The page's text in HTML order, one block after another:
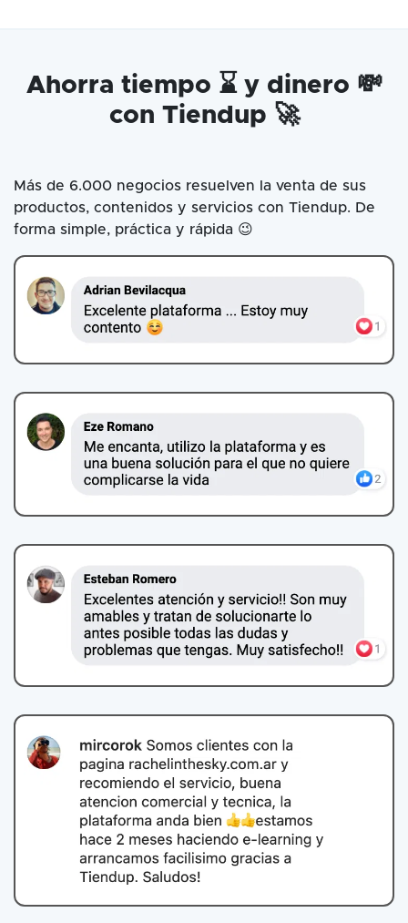
Ahorra tiempo ⌛ y dinero 💸
con Tiendup 🚀
Más de 6.000 negocios resuelven la venta de sus
productos, contenidos y servicios con Tiendup. De
forma simple, práctica y rápida 😉